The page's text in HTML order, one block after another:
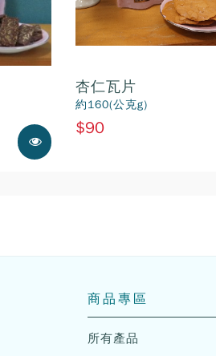
展示中
杏仁瓦片
約160(公克g)
$90
商品專區
所有產品